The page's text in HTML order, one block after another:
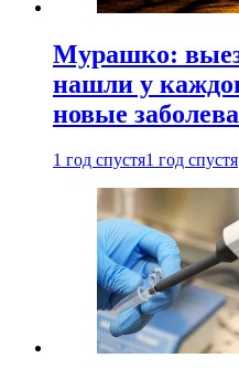
Мурашко:
нашли у
новые
1 год спустя1 год спустя